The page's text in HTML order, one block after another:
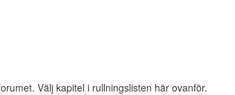
Välj kapitel i rullningslisten här ovanför.